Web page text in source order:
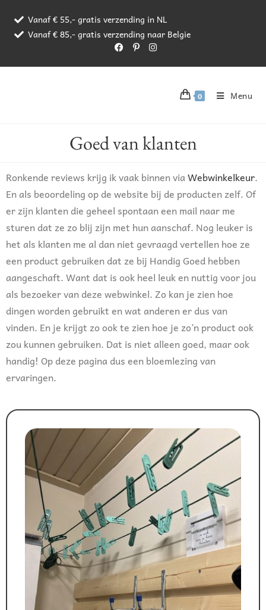
Vanaf € 55,- gratis verzending in NL
Vanaf € 85,- gratis verzending naar Belgie
0 Menu
Goed van klanten
Ronkende reviews krijg ik vaak binnen viaWebwinkelkeur.
En als beoordeling op de website bij de producten zelf. Of
er zijn klanten die geheel spontaan een mail naar me
sturen dat ze zo blij zijn met hun aanschaf. Nog leuker is
het als klanten me al dan niet gevraagd vertellen hoe ze
een product gebruiken dat ze bij Handig Goed hebben
aangeschaft. Want dat is ook heel leuk en nuttig voor jou
als bezoeker van deze webwinkel. Zo kan je zien hoe
dingen worden gebruikt en wat anderen er dus van
vinden. En je krijgt zo ook te zien hoe je zo’n product ook
zou kunnen gebruiken. Dat is niet alleen goed, maar ook
handig! Op deze pagina dus een bloemlezing van
ervaringen.